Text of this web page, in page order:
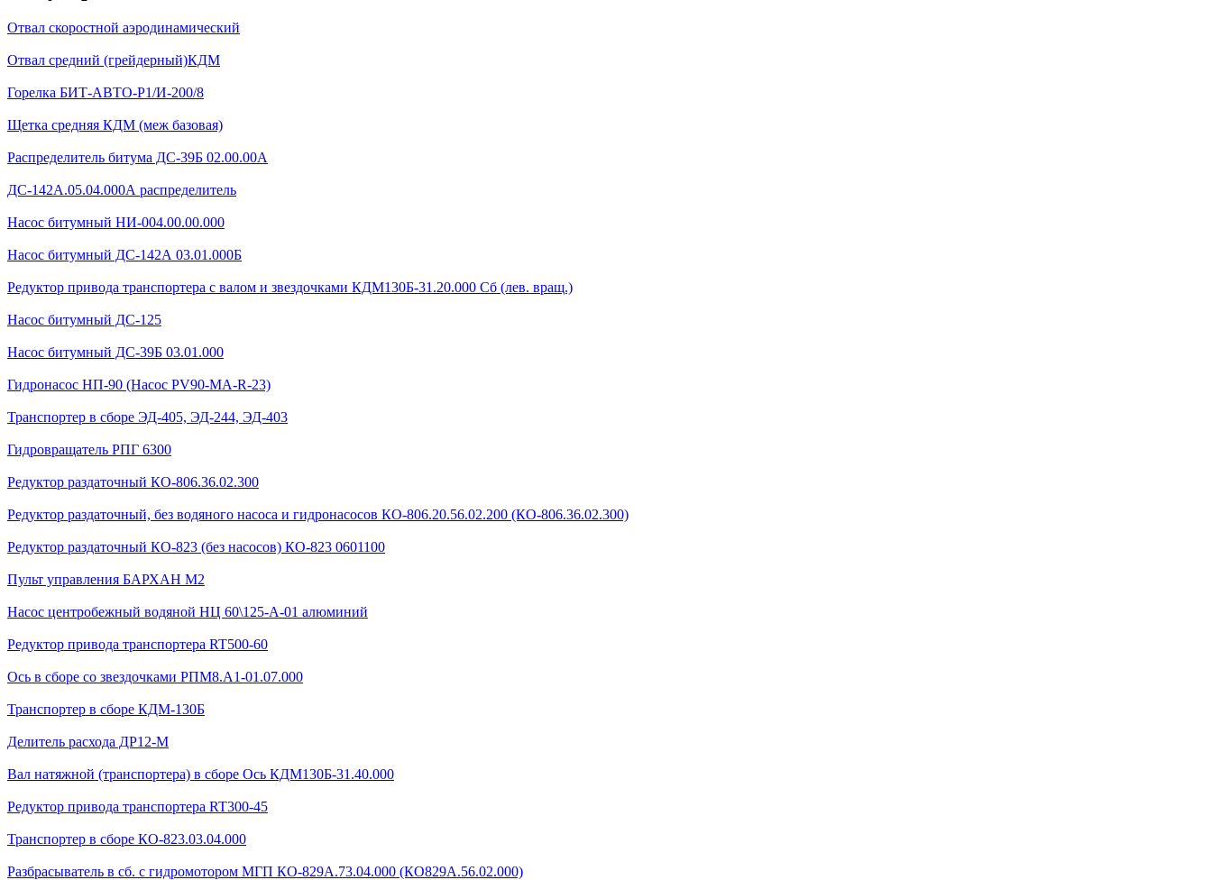
Отвал скоростной аэродинамический
Отвал средний (грейдерный)КДМ
Горелка БИТ-АВТО-Р1/И-200/8
Щетка средняя КДМ (меж базовая)
Распределитель битума ДС-39Б 02.00.00А
ДС-142А.05.04.000А распределитель
Насос битумный НИ-004.00.00.000
Насос битумный ДС-142А 03.01.000Б
Редуктор привода транспортера с валом и звездочками КДМ130Б-31.20.000 Сб (лев. вращ.)
Насос битумный ДС-125
Насос битумный ДС-39Б 03.01.000
Гидронасос НП-90 (Насос PV90-MA-R-23)
Транспортер в сборе ЭД-405, ЭД-244, ЭД-403
Гидровращатель РПГ 6300
Редуктор раздаточный КО-806.36.02.300
Редуктор раздаточный, без водяного насоса и гидронасосов КО-806.20.56.02.200 (КО-806.36.02.300)
Редуктор раздаточный КО-823 (без насосов) КО-823 0601100
Пульт управления БАРХАН М2
Насос центробежный водяной НЦ 60\125-А-01 алюминий
Редуктор привода транспортера RT500-60
Ось в сборе со звездочками РПМ8.А1-01.07.000
Транспортер в сборе КДМ-130Б
Делитель расхода ДР12-М
Вал натяжной (транспортера) в сборе Ось КДМ130Б-31.40.000
Редуктор привода транспортера RT300-45
Транспортер в сборе КО-823.03.04.000
Разбрасыватель в сб. с гидромотором МГП КО-829А.73.04.000 (КО829А.56.02.000)